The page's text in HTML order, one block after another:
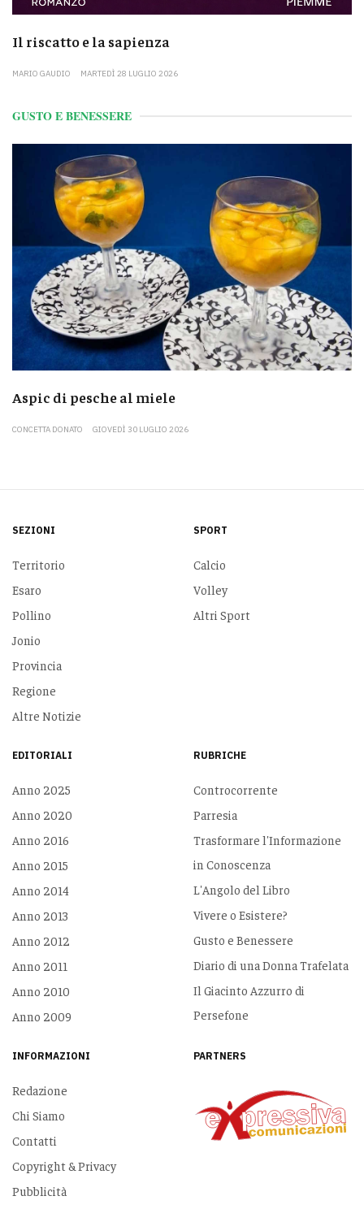
Il riscatto e la sapienza
MARIO GAUDIO MARTEDÌ 28 LUGLIO 2026
GUSTO E BENESSERE
Aspic di pesche al miele
CONCETTA DONATO GIOVEDÌ 30 LUGLIO 2026
SEZIONI
Territorio
Esaro
Pollino
Jonio
Provincia
Regione
Altre Notizie
SPORT
Calcio
Volley
Altri Sport
EDITORIALI
Anno 2025
Anno 2020
Anno 2016
Anno 2015
Anno 2014
Anno 2013
Anno 2012
Anno 2011
Anno 2010
Anno 2009
RUBRICHE
Controcorrente
Parresia
Trasformare l'Informazione
in Conoscenza
L'Angolo del Libro
Vivere o Esistere?
Gusto e Benessere
Diario di una Donna Trafelata
Il Giacinto Azzurro di
Persefone
INFORMAZIONI
Redazione
Chi Siamo
Contatti
Copyright & Privacy
Pubblicità
PARTNERS